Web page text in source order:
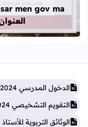
men gov ma
الدخول المدرسي 2024 - 2025
التقويم التشخيصي 2024 - 2025
الوثائق التربوية للأستاذ